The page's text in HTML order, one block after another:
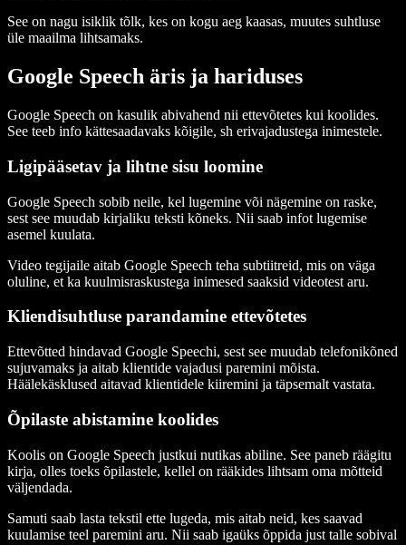
See on nagu isiklik tõlk, kes on kogu aeg kaasas, muutes suhtluse
üle maailma lihtsamaks.
Google Speech äris ja hariduses
Google Speech on kasulik abivahend nii ettevõtetes kui koolides.
See teeb info kättesaadavaks kõigile, sh erivajadustega inimestele.
Ligipääsetav ja lihtne sisu loomine
Google Speech sobib neile, kel lugemine või nägemine on raske,
sest see muudab kirjaliku teksti kõneks. Nii saab infot lugemise
asemel kuulata.
Video tegijaile aitab Google Speech teha subtiitreid, mis on väga
oluline, et ka kuulmisraskustega inimesed saaksid videotest aru.
Kliendisuhtluse parandamine ettevõtetes
Ettevõtted hindavad Google Speechi, sest see muudab telefonikõned
sujuvamaks ja aitab klientide vajadusi paremini mõista.
Häälekäsklused aitavad klientidele kiiremini ja täpsemalt vastata.
Õpilaste abistamine koolides
Koolis on Google Speech justkui nutikas abiline. See paneb räägitu
kirja, olles toeks õpilastele, kellel on rääkides lihtsam oma mõtteid
väljendada.
Samuti saab lasta tekstil ette lugeda, mis aitab neid, kes saavad
kuulamise teel paremini aru. Nii saab igaüks õppida just talle sobival